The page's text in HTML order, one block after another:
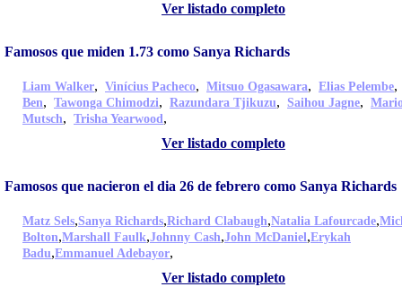
Ver listado completo
Famosos que miden 1.73 como Sanya Richards
Liam Walker, Vinícius Pacheco, Mitsuo Ogasawara, Elias Pelembe
Ben, Tawonga Chimodzi, Razundara Tjikuzu, Saihou Jagne,
Mutsch, Trisha Yearwood,
Ver listado completo
Famosos que nacieron el dia 26 de febrero como Sanya Richards
Matz Sels,Sanya Richards,Richard Clabaugh,Natalia Lafourcade,
Bolton,Marshall Faulk,Johnny Cash,John McDaniel,Erykah
Badu,Emmanuel Adebayor,
Ver listado completo